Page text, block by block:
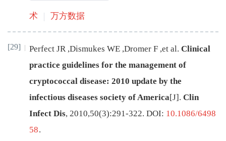
术 万方数据
[29] Perfect JR ,Dismukes WE ,Dromer F ,et al. Clinical
practice guidelines for the management of
cryptococcal disease: 2010 update by the
infectious diseases society of America[J]. Clin
Infect Dis, 2010,50(3):291-322. DOI: 10.1086/6498
58.